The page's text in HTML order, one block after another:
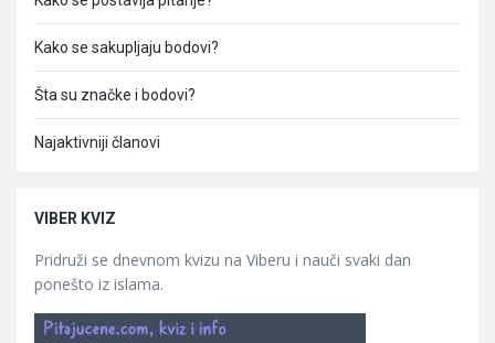
Kako se sakupljaju bodovi?
Šta su značke i bodovi?
Najaktivniji članovi
VIBER KVIZ
Pridruži se dnevnom kvizu na Viberu i nauči svaki dan
ponešto iz islama.